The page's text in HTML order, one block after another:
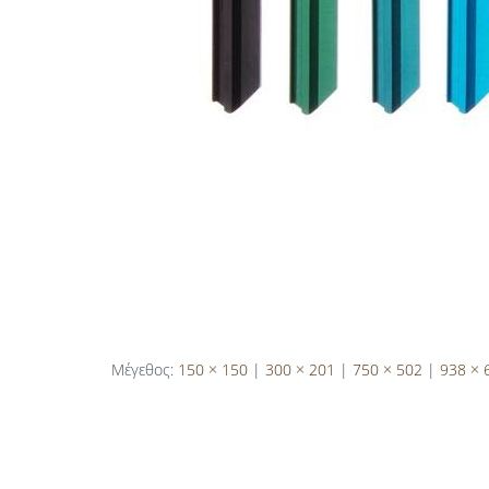
Μέγεθος: 150 × 150 | 300 × 201 | 750 × 502 | 938 ×